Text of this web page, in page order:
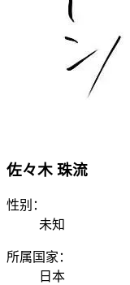
佐々木 珠流
性别：
未知
所属国家：
日本